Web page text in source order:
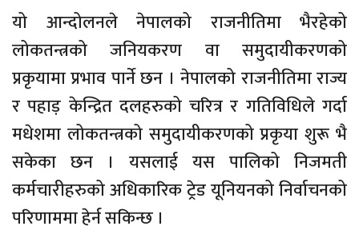
यो आन्दोलनले नेपालको राजनीतिमा भैरहेको
लोकतन्त्रको जनियकरण वा समुदायीकरणको
प्रकृयामा प्रभाव पार्ने छन । नेपालको राजनीतिमा राज्य
र पहाड़ केन्द्रित दलहरुको चरित्र र गतिविधिले गर्दा
मधेशमा लोकतन्त्रको समुदायीकरणको प्रकृया शुरू भै
सकेका छन । यसलाई यस पालिको निजमती
कर्मचारीहरुको अधिकारिक ट्रेड यूनियनको निर्वाचनको
परिणाममा हेर्न सकिन्छ ।